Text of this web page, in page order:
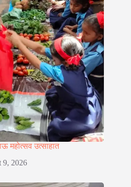
महोत्सव उत्साहात
9, 2026